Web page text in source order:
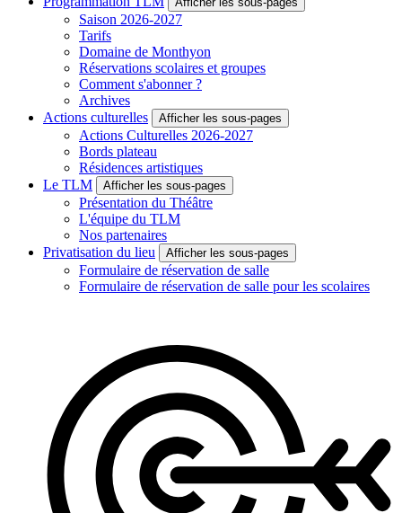
Saison 2026-2027
Tarifs
Domaine de Monthyon
Réservations scolaires et groupes
Comment s'abonner ?
Archives
Actions culturelles
Afficher les sous-pages
Actions Culturelles 2026-2027
Bords plateau
Résidences artistiques
Le TLM
Afficher les sous-pages
Présentation du Théâtre
L'équipe du TLM
Nos partenaires
Privatisation du lieu
Afficher les sous-pages
Formulaire de réservation de salle
Formulaire de réservation de salle pour les scolaires